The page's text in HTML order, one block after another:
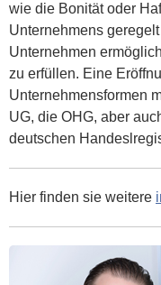
wie die Bonität oder
Unternehmens
Unternehmen
zu erfüllen. Eine
Unternehmensformen
UG, die OHG, aber
deutschen
Hier finden sie weitere